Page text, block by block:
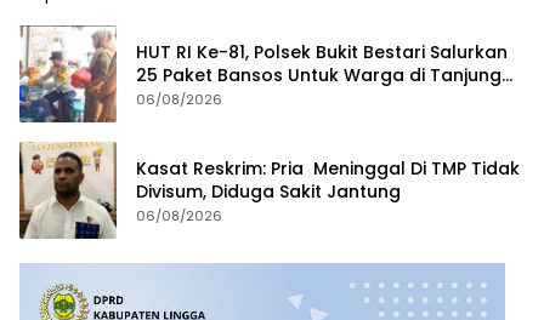
HUT RI Ke-81, Polsek Bukit Bestari Salurkan
25 Paket Bansos Untuk Warga di Tanjung
Unggat
06/08/2026
Kasat Reskrim: Pria Meninggal Di TMP Tidak
Divisum, Diduga Sakit Jantung
06/08/2026